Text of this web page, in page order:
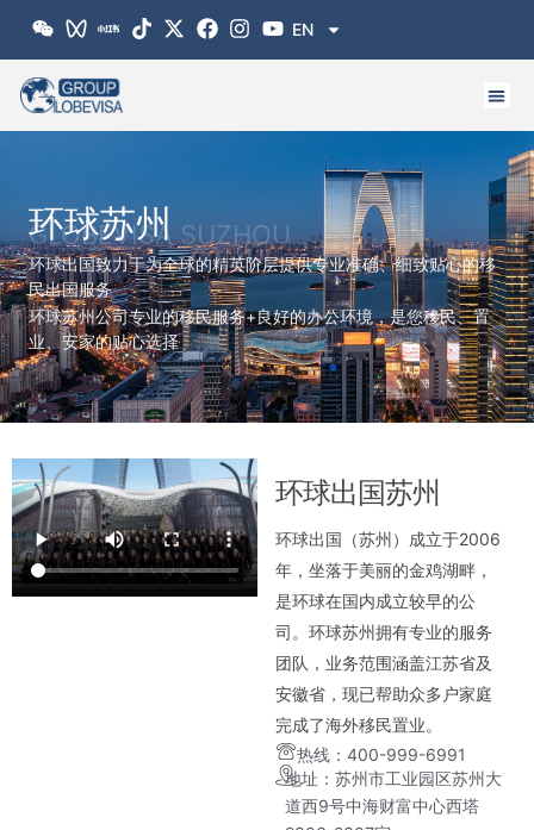
EN
环球苏州
GLOBEVISA SUZHOU
环球出国致力于为全球的精英阶层提供专业准确、细致贴心的移
民出国服务
环球苏州公司专业的移民服务+良好的办公环境，是您移民、置
业、安家的贴心选择
环球出国苏州
环球出国（苏州）成立于2006
年，坐落于美丽的金鸡湖畔，
是环球在国内成立较早的公
司。环球苏州拥有专业的服务
团队，业务范围涵盖江苏省及
安徽省，现已帮助众多户家庭
完成了海外移民置业。
热线：400-999-6991
地址：苏州市工业园区苏州大
道西9号中海财富中心西塔